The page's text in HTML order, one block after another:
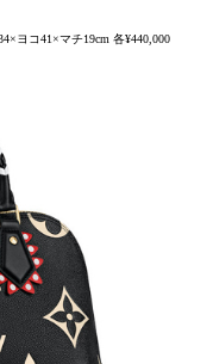
ヨコ41×マチ19cm 各¥440,000